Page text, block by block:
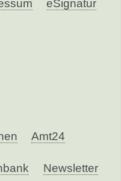
eSignatur
Amt24
Newsletter